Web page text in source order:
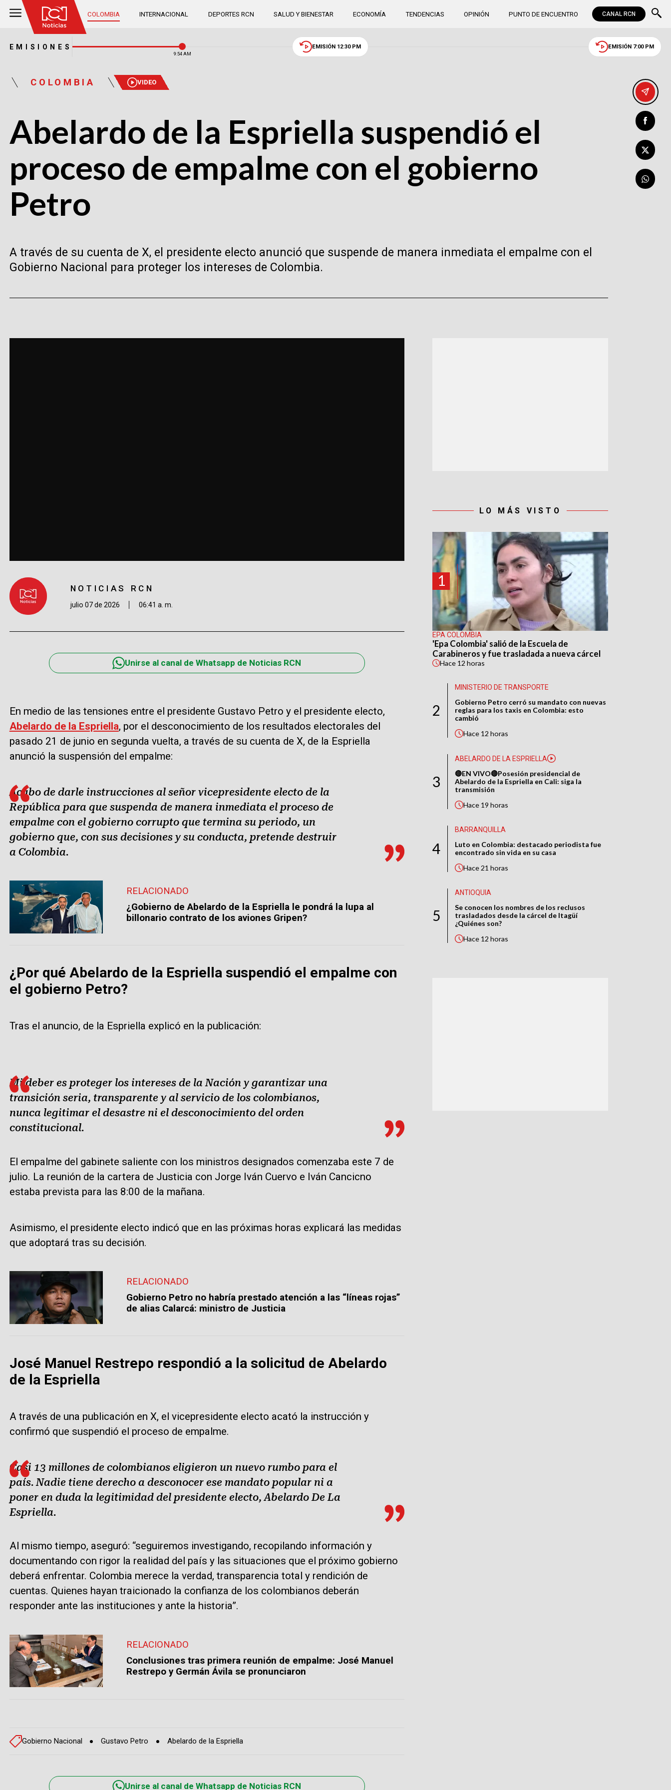
COLOMBIA INTERNACIONAL DEPORTES RCN SALUD Y BIENESTAR ECONOMÍA TENDENCIAS OPINIÓN PUNTO DE ENCUENTRO CANAL RCN
EMISIONES
9:54 AM
EMISIÓN 12:30 PM EMISIÓN 7:00 PM
COLOMBIA VIDEO
Abelardo de la Espriella suspendió el
proceso de empalme con el gobierno
Petro
A través de su cuenta de X, el presidente electo anunció que suspende de manera inmediata el empalme con el
Gobierno Nacional para proteger los intereses de Colombia.
NOTICIAS RCN
julio 07 de 2026 06:41 a. m.
Unirse al canal de Whatsapp de Noticias RCN
En medio de las tensiones entre el presidente Gustavo Petro y el presidente electo,
Abelardo de la Espriella, por el desconocimiento de los resultados electorales del
pasado 21 de junio en segunda vuelta, a través de su cuenta de X, de la Espriella
anunció la suspensión del empalme:
Acabo de darle instrucciones al señor vicepresidente electo de la
República para que suspenda de manera inmediata el proceso de
empalme con el gobierno corrupto que termina su periodo, un
gobierno que, con sus decisiones y su conducta, pretende destruir
a Colombia.
RELACIONADO
¿Gobierno de Abelardo de la Espriella le pondrá la lupa al
billonario contrato de los aviones Gripen?
¿Por qué Abelardo de la Espriella suspendió el empalme con
el gobierno Petro?
Tras el anuncio, de la Espriella explicó en la publicación:
Mi deber es proteger los intereses de la Nación y garantizar una
transición seria, transparente y al servicio de los colombianos,
nunca legitimar el desastre ni el desconocimiento del orden
constitucional.
El empalme del gabinete saliente con los ministros designados comenzaba este 7 de
julio. La reunión de la cartera de Justicia con Jorge Iván Cuervo e Iván Cancicno
estaba prevista para las 8:00 de la mañana.
Asimismo, el presidente electo indicó que en las próximas horas explicará las medidas
que adoptará tras su decisión.
RELACIONADO
Gobierno Petro no habría prestado atención a las “líneas rojas”
de alias Calarcá: ministro de Justicia
José Manuel Restrepo respondió a la solicitud de Abelardo
de la Espriella
A través de una publicación en X, el vicepresidente electo acató la instrucción y
confirmó que suspendió el proceso de empalme.
Casi 13 millones de colombianos eligieron un nuevo rumbo para el
país. Nadie tiene derecho a desconocer ese mandato popular ni a
poner en duda la legitimidad del presidente electo, Abelardo De La
Espriella.
Al mismo tiempo, aseguró: “seguiremos investigando, recopilando información y
documentando con rigor la realidad del país y las situaciones que el próximo gobierno
deberá enfrentar. Colombia merece la verdad, transparencia total y rendición de
cuentas. Quienes hayan traicionado la confianza de los colombianos deberán
responder ante las instituciones y ante la historia”.
RELACIONADO
Conclusiones tras primera reunión de empalme: José Manuel
Restrepo y Germán Ávila se pronunciaron
Gobierno Nacional Gustavo Petro Abelardo de la Espriella
Unirse al canal de Whatsapp de Noticias RCN
LO MÁS VISTO
1
EPA COLOMBIA
'Epa Colombia' salió de la Escuela de
Carabineros y fue trasladada a nueva cárcel
Hace 12 horas
2
MINISTERIO DE TRANSPORTE
Gobierno Petro cerró su mandato con nuevas
reglas para los taxis en Colombia: esto
cambió
Hace 12 horas
3
ABELARDO DE LA ESPRIELLA
🔴EN VIVO🔴Posesión presidencial de
Abelardo de la Espriella en Cali: siga la
transmisión
Hace 19 horas
4
BARRANQUILLA
Luto en Colombia: destacado periodista fue
encontrado sin vida en su casa
Hace21 horas
5
ANTIOQUIA
Se conocen los nombres de los reclusos
trasladados desde la cárcel de Itagüí
¿Quiénes son?
Hace 12 horas